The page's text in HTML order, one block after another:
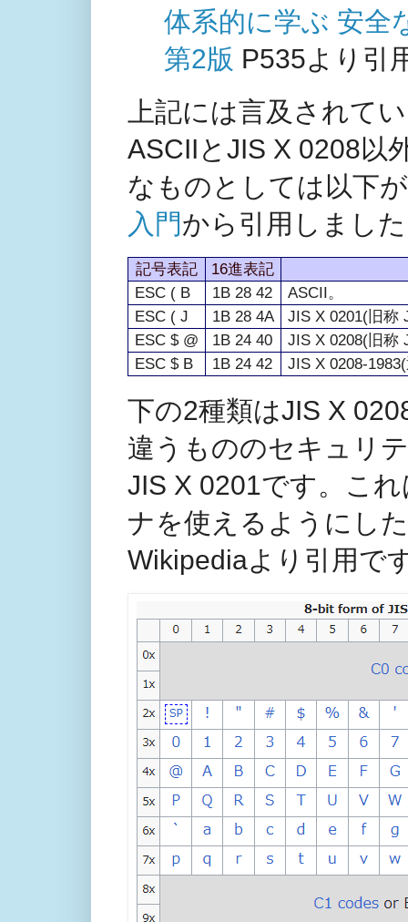
体系的に学ぶ 安全
第2版 P535より引
上記には言及されて
ASCIIとJIS X 0208以
なものとしては以下
入門から引用しまし
記号表記
16進表記
ESC ( B
1B 28 42
ASCII。
ESC ( J
1B 28 4A
JIS X 0201(旧称
ESC $ @
1B 24 40
JIS X 0208(旧称
ESC $ B
1B 24 42 JIS X 0208-
下の2種類はJIS X
違うもののセキュリ
JIS X 0201です。こ
ナを使えるようにし
Wikipediaより引用で